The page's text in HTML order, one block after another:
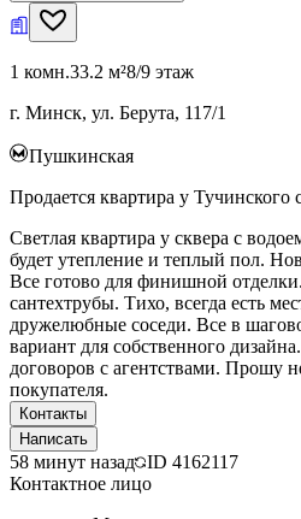
1 комн.33.2 м²8/9 этаж
г. Минск, ул. Берута, 117/1
Пушкинская
Продается квартира у Тучинского
Светлая квартира у сквера с
будет утепление и теплый пол.
Все готово для финишной
сантехтрубы. Тихо, всегда есть
дружелюбные соседи. Все в
вариант для собственного
договоров с агентствами. Прошу
покупателя.
Контакты
Написать
58 минут назад ID 4162117
Контактное лицо